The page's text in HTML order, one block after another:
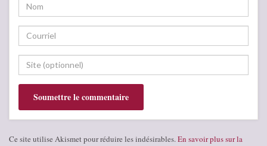
Ce site utilise Akismet pour réduire les indésirables. En savoir plus sur la